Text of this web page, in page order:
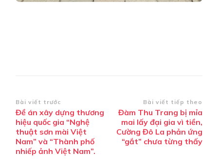
Điều
hướng
bài
viết
Bài viết trước
Đề án xây dựng thương
hiệu quốc gia “Nghệ
thuật sơn mài Việt
Nam” và “Thành phố
nhiếp ảnh Việt Nam”.
Bài viết tiếp theo
Đàm Thu Trang bị mỉa
mai lấy đại gia vì tiền,
Cường Đô La phản ứng
“gắt” chưa từng thấy